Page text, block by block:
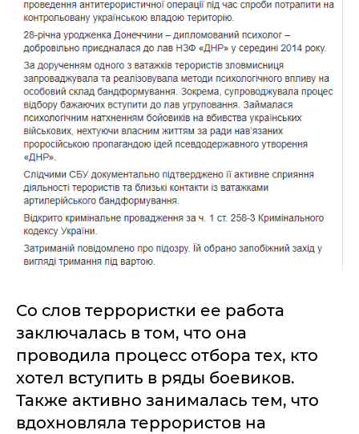
Со слов террористки ее работа
заключалась в том, что она
проводила процесс отбора тех, кто
хотел вступить в ряды боевиков.
Также активно занималась тем, что
вдохновляла террористов на